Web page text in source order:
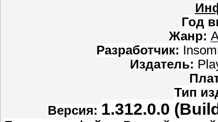
Год
Жанр:
Разработчик:
Издатель:
Тип
Версия: 1.312.0.0